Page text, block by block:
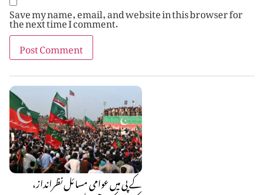
کے پی میں عوامی مسائل نظرانداز،
Save my name, email, and website in this browser for
the next time I comment.